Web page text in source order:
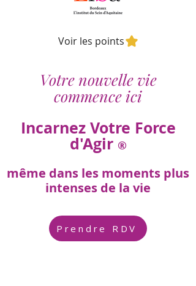
Voir les points
Votre nouvelle vie
commence ici
Incarnez Votre Force
d'Agir ®
même dans les moments plus
intenses de la vie
Prendre RDV